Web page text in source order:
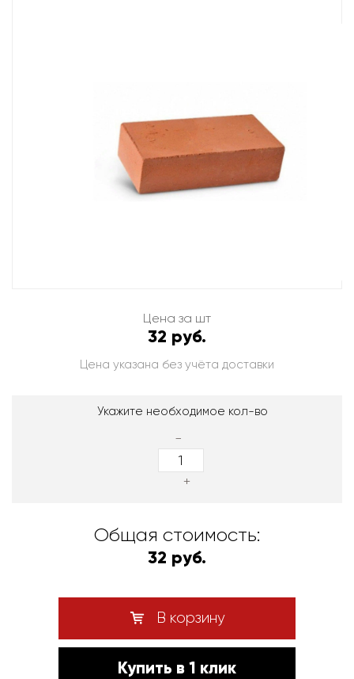
Цена за шт
32 руб.
Цена указана без учёта доставки
Укажите необходимое кол-во
-
+
Общая стоимость:
32 руб.
В корзину
Купить в 1 клик